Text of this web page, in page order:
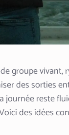
groupe vivant,
des sorties
journée reste
des idées